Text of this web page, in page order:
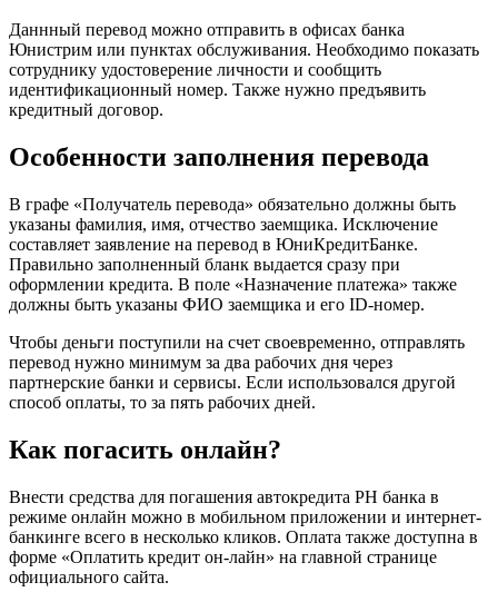
Даннный перевод можно отправить в офисах банка
Юнистрим или пунктах обслуживания. Необходимо показать
сотруднику удостоверение личности и сообщить
идентификационный номер. Также нужно предъявить
кредитный договор.
Особенности заполнения перевода
В графе «Получатель перевода» обязательно должны быть
указаны фамилия, имя, отчество заемщика. Исключение
составляет заявление на перевод в ЮниКредитБанке.
Правильно заполненный бланк выдается сразу при
оформлении кредита. В поле «Назначение платежа» также
должны быть указаны ФИО заемщика и его ID-номер.
Чтобы деньги поступили на счет своевременно, отправлять
перевод нужно минимум за два рабочих дня через
партнерские банки и сервисы. Если использовался другой
способ оплаты, то за пять рабочих дней.
Как погасить онлайн?
Внести средства для погашения автокредита РН банка в
режиме онлайн можно в мобильном приложении и интернет-
банкинге всего в несколько кликов. Оплата также доступна в
форме «Оплатить кредит он-лайн» на главной странице
официального сайта.